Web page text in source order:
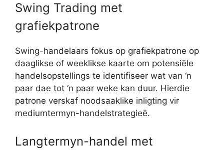
Swing Trading met
grafiekpatrone
Swing-handelaars fokus op grafiekpatrone op
daaglikse of weeklikse kaarte om potensiële
handelsopstellings te identifiseer wat van ‘n
paar dae tot ‘n paar weke kan duur. Hierdie
patrone verskaf noodsaaklike inligting vir
mediumtermyn-handelstrategieë.
Langtermyn-handel met